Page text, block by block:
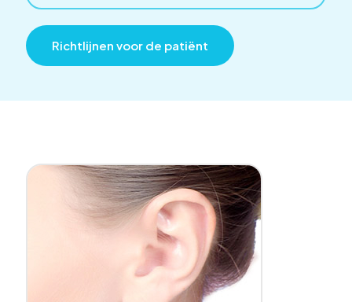
Richtlijnen voor de patiënt